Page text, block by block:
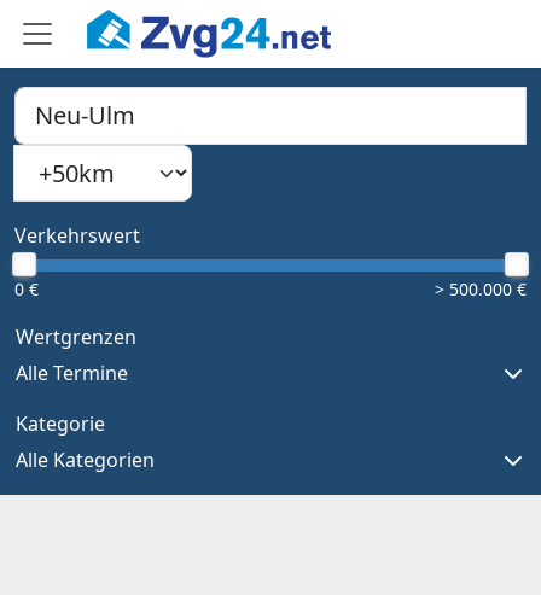
PLZ, Ort oder Bundesland
Type 1 or more characters for results.
Suchradius
Verkehrswert
0 € > 500.000 €
Wertgrenzen
Alle Termine
Kategorie
Alle Kategorien